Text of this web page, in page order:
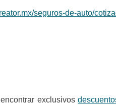
seguros-de-auto/
exclusivos